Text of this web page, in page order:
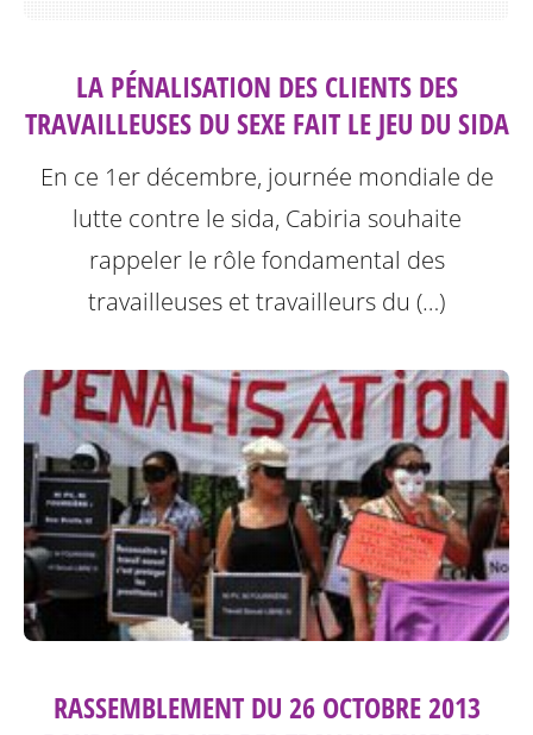
LA PÉNALISATION DES CLIENTS DES
TRAVAILLEUSES DU SEXE FAIT LE JEU DU SIDA
En ce 1er décembre, journée mondiale de
lutte contre le sida, Cabiria souhaite
rappeler le rôle fondamental des
travailleuses et travailleurs du (…)
RASSEMBLEMENT DU 26 OCTOBRE 2013